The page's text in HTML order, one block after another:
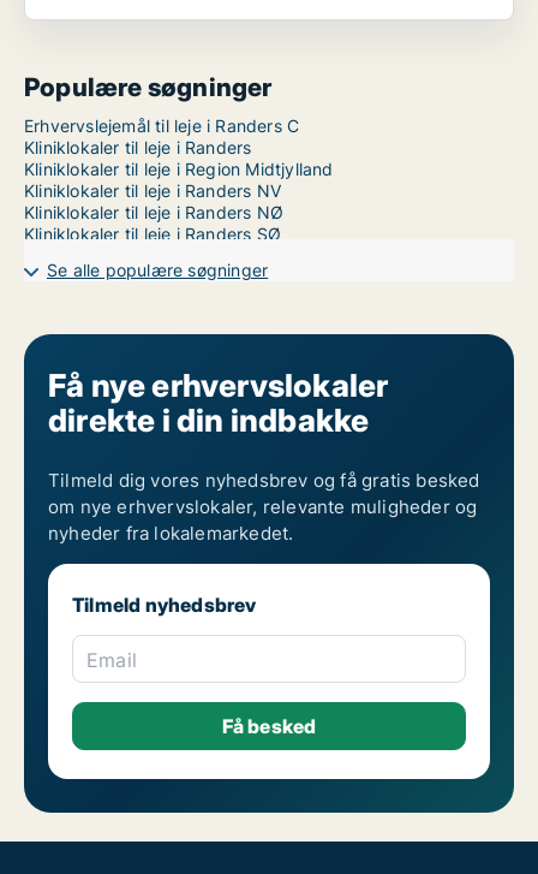
Populære søgninger
Erhvervslejemål til leje i Randers C
Kliniklokaler til leje i Randers
Kliniklokaler til leje i Region Midtjylland
Kliniklokaler til leje i Randers NV
Kliniklokaler til leje i Randers NØ
Kliniklokaler til leje i Randers SØ
Se alle populære søgninger
Få nye erhvervslokaler
direkte i din indbakke
Tilmeld dig vores nyhedsbrev og få gratis besked
om nye erhvervslokaler, relevante muligheder og
nyheder fra lokalemarkedet.
Tilmeld nyhedsbrev
Email